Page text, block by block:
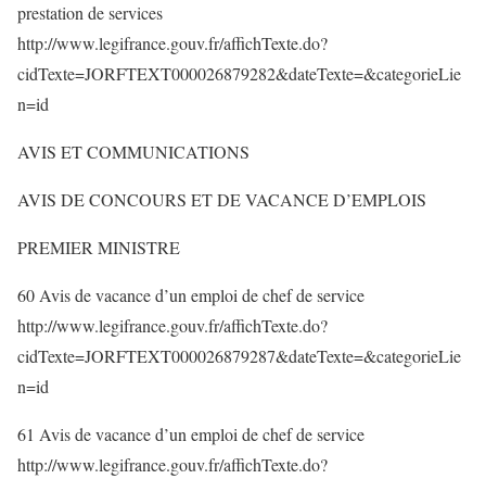
prestation de services
http://www.legifrance.gouv.fr/affichTexte.do?
cidTexte=JORFTEXT000026879282&dateTexte=&categorieLie
n=id
AVIS ET COMMUNICATIONS
AVIS DE CONCOURS ET DE VACANCE D’EMPLOIS
PREMIER MINISTRE
60 Avis de vacance d’un emploi de chef de service
http://www.legifrance.gouv.fr/affichTexte.do?
cidTexte=JORFTEXT000026879287&dateTexte=&categorieLie
n=id
61 Avis de vacance d’un emploi de chef de service
http://www.legifrance.gouv.fr/affichTexte.do?